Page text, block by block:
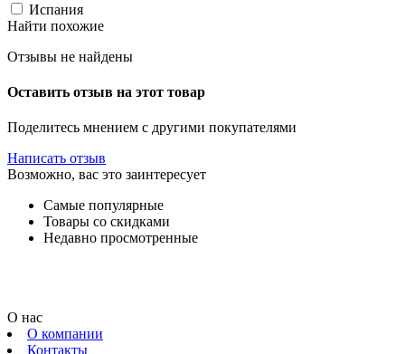
Испания
Найти похожие
Отзывы не найдены
Оставить отзыв на этот товар
Поделитесь мнением с другими покупателями
Написать отзыв
Возможно, вас это заинтересует
Самые популярные
Товары со скидками
Недавно просмотренные
О нас
О компании
Контакты